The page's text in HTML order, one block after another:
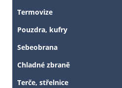
Termovize
Pouzdra, kufry
Sebeobrana
Chladné zbraně
Terče, střelnice